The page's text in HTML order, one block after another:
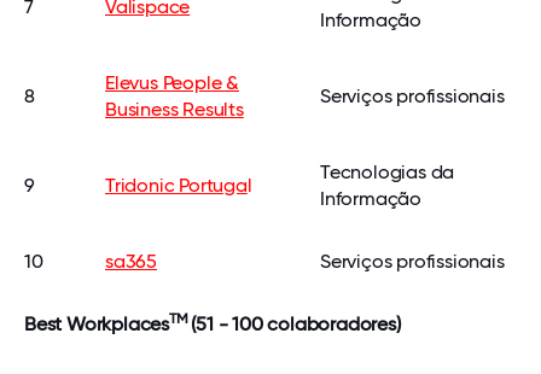
7 Valispace
Informação
8
Elevus People &
Business Results
Serviços profissionais
9 Tridonic Portugal
Tecnologias da
Informação
10 sa365 Serviços profissionais
Best WorkplacesTM (51 - 100 colaboradores)